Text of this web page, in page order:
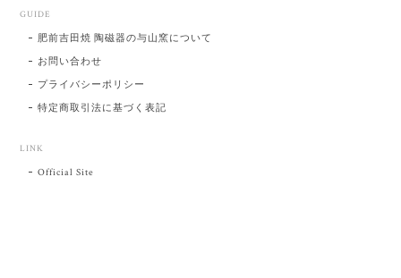
GUIDE
肥前吉田焼 陶磁器の与山窯について
お問い合わせ
プライバシーポリシー
特定商取引法に基づく表記
LINK
Official Site